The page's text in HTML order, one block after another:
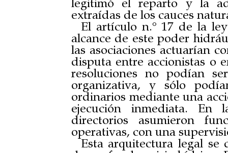
legitimó el reparto y la
extraídas de los cauces
El artículo n.° 17 de la
alcance de este poder
las asociaciones actuarían
disputa entre accionistas o
resoluciones no podían
organizativa, y sólo
ordinarios mediante una
ejecución inmediata. En
directorios asumieron
operativas, con una
Esta arquitectura legal